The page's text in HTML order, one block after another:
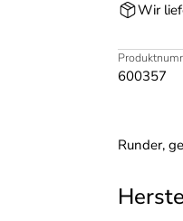
Wir
600357
Runder,